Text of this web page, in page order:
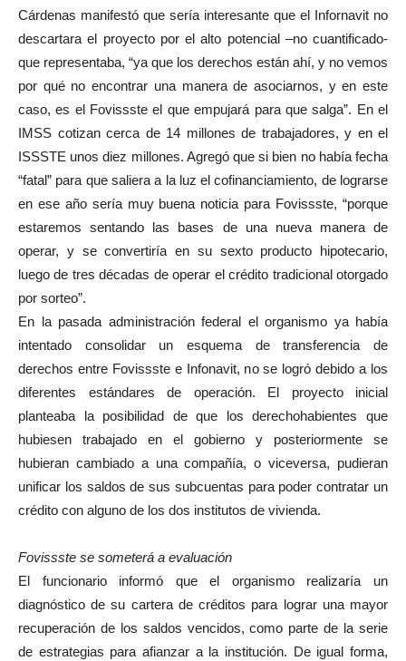
Cárdenas manifestó que sería interesante que el Infornavit no
descartara el proyecto por el alto potencial –no cuantificado-
que representaba, “ya que los derechos están ahí, y no vemos
por qué no encontrar una manera de asociarnos, y en este
caso, es el Fovissste el que empujará para que salga”. En el
IMSS cotizan cerca de 14 millones de trabajadores, y en el
ISSSTE unos diez millones. Agregó que si bien no había fecha
“fatal” para que saliera a la luz el cofinanciamiento, de lograrse
en ese año sería muy buena noticia para Fovissste, “porque
estaremos sentando las bases de una nueva manera de
operar, y se convertiría en su sexto producto hipotecario,
luego de tres décadas de operar el crédito tradicional otorgado
por sorteo”.
En la pasada administración federal el organismo ya había
intentado consolidar un esquema de transferencia de
derechos entre Fovissste e Infonavit, no se logró debido a los
diferentes estándares de operación. El proyecto inicial
planteaba la posibilidad de que los derechohabientes que
hubiesen trabajado en el gobierno y posteriormente se
hubieran cambiado a una compañía, o viceversa, pudieran
unificar los saldos de sus subcuentas para poder contratar un
crédito con alguno de los dos institutos de vivienda.
Fovissste se someterá a evaluación
El funcionario informó que el organismo realizaría un
diagnóstico de su cartera de créditos para lograr una mayor
recuperación de los saldos vencidos, como parte de la serie
de estrategias para afianzar a la institución. De igual forma,